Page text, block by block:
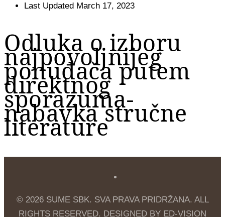
Last Updated March 17, 2023
Odluka o izboru
najpovoljnijeg
ponuđača putem
direktnog
sporazuma-
nabavka stručne
literature
© 2026 SUME SBK. SVA PRAVA PRIDRŽANA. ALL
RIGHTS RESERVED. DESIGNED BY ED-VISION